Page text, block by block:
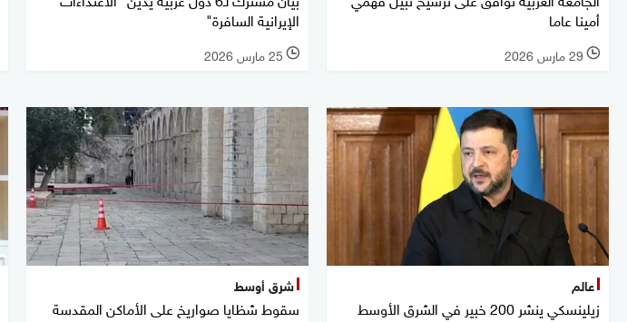
أمينا عاما
l 29 مارس 2026
الإيرانية السافرة"
l 25 مارس 2026
عالم
زيلينسكي ينشر 200 خبير في الشرق الأوسط
شرق أوسط
سقوط شظايا صواريخ على الأماكن المقدسة